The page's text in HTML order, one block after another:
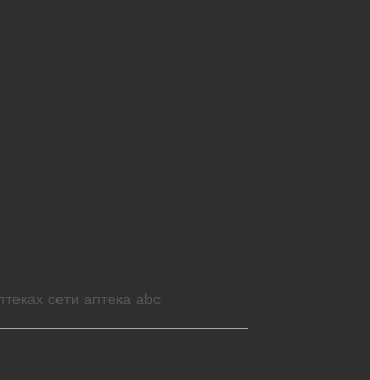
сети аптека abc